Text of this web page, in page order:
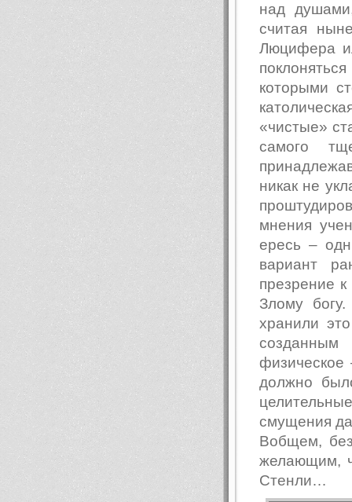
над
считая
Люцифера
которыми
«чистые»
самого
никак не
мнения
ересь –
вариант
презрение
Злому
хранили
должно
смущения
Вобщем,
желающим,
Стенли…